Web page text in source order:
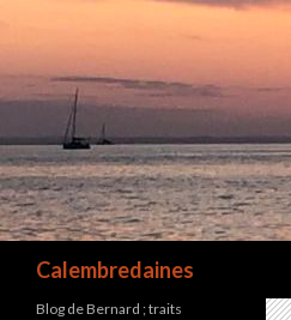
Calembredaines
Blog de Bernard ; traits